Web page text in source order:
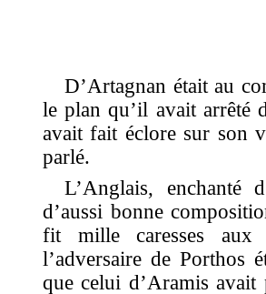
D’Artagnan était au
le plan qu’il avait arrêté
avait fait éclore sur son
parlé.
L’Anglais, enchanté
d’aussi bonne
fit millecaresses
l’adversaire de Porthos
que celui d’Aramis avait